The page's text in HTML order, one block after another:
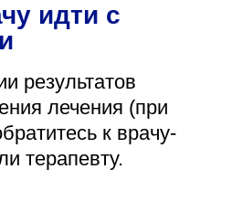
идти с
результатов
лечения (при
к врачу-
терапевту.